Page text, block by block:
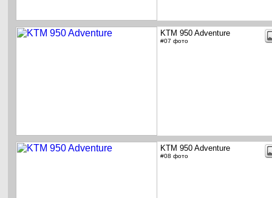
KTM 950 Adventure
#07 фото
KTM 950 Adventure
#08 фото